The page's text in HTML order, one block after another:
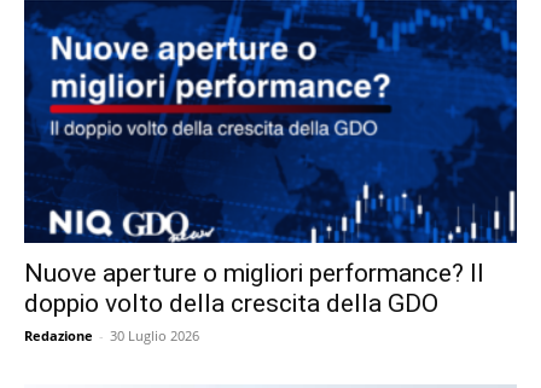
Nuove aperture o migliori performance? Il
doppio volto della crescita della GDO
Redazione - 30 Luglio 2026